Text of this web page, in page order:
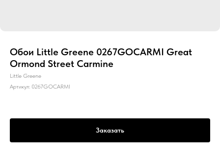
Обои Little Greene 0267GOCARMI Great
Ormond Street Carmine
Little Greene
Артикул: 0267GOCARMI
Заказать